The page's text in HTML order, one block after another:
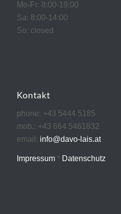
Mo-Fr: 8:00-19:00
Sa: 8:00-14:00
So: closed
Kontakt
phone: +43 5444 5185
mob.: +43 664 5461832
email: info@davo-lais.at
Impressum* Datenschutz